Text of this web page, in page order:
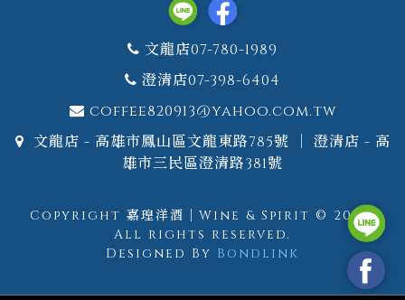
文龍店07-780-1989
澄清店07-398-6404
coffee820913@yahoo.com.tw
文龍店 - 高雄市鳳山區文龍東路785號 ｜ 澄清店 - 高
雄市三民區澄清路381號
Copyright 嘉瑝洋酒｜Wine & Spirit © 2026.
All rights reserved.
Designed By Bondlink